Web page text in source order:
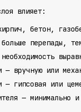
влияет:
бетон,
перепады,
— вручную или
— гипсовая или
— минимально